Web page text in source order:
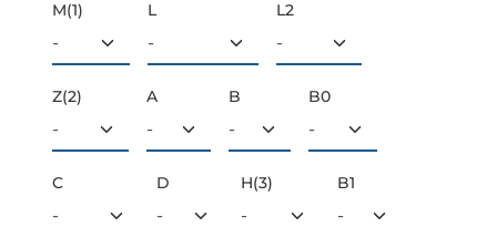
M(1) L L2
Z(2) A B B0
C D H(3) B1